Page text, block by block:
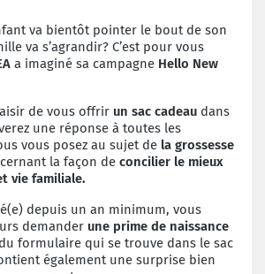
va bientôt pointer le bout de son
va s’agrandir? C’est pour vous
a imaginé sa campagne Hello New
de vous offrir un sac cadeau dans
une réponse à toutes les
vous posez au sujet de la grossesse
la façon de concilier le mieux
vie familiale.
depuis un an minimum, vous
demander une prime de naissance
formulaire qui se trouve dans le sac
également une surprise bien